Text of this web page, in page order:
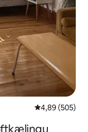
4,89 af 5 í
4,89 (505)